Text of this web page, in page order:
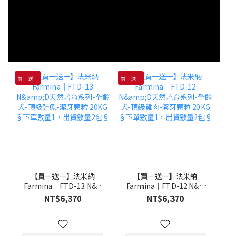
買一送一
【買一送一】法米納
Farmina｜FTD-13 N&D
天然培育系列-全齡犬-頂級
鮭魚-潔牙顆粒 20KG §下
NT$6,370
買一送一
【買一送一】法米納
Farmina｜FTD-12 N&D
天然培育系列-全齡犬-頂級
雞肉-潔牙顆粒 20KG §下
NT$6,370